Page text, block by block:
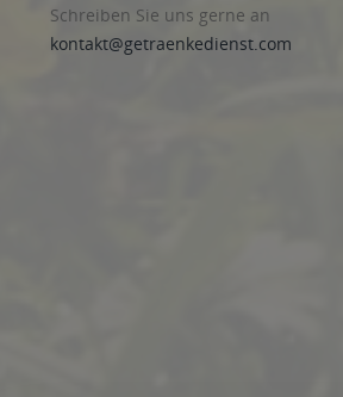
Schreiben Sie uns gerne an
kontakt@getraenkedienst.com